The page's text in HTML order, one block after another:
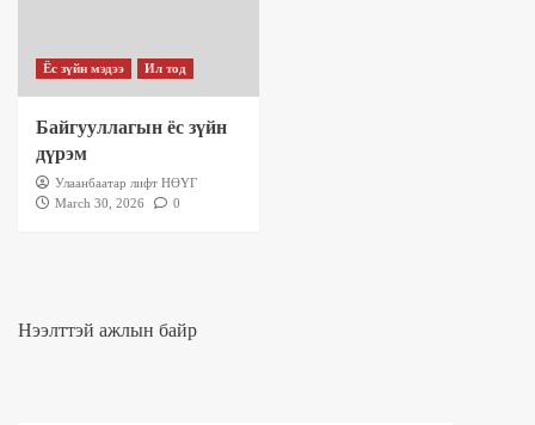
Ёс зүйн мэдээ Ил тод
Байгууллагын ёс зүйн
дүрэм
Улаанбаатар лифт НӨҮГ
March 30, 2026
0
Нээлттэй ажлын байр